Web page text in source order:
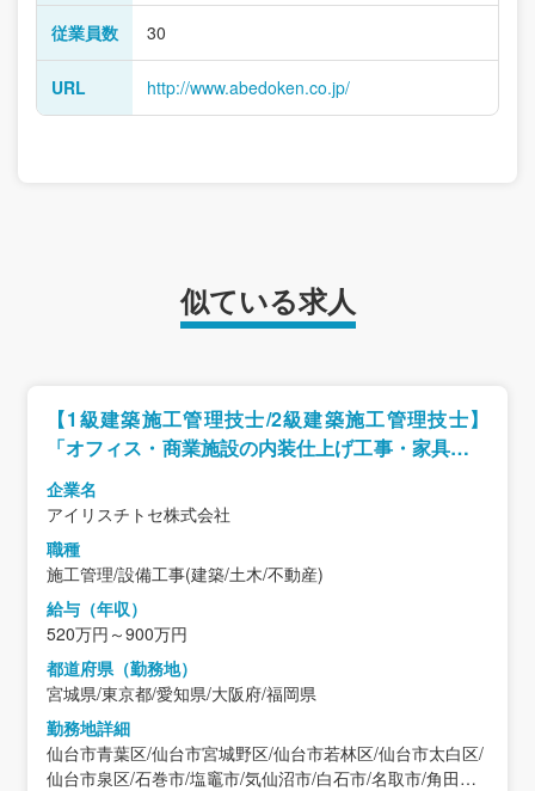
従業員数 30
URL http://www.abedoken.co.jp/
似ている求人
【1級建築施工管理技士/2級建築施工管理技士】
「オフィス・商業施設の内装仕上げ工事・家具設置
工事」
企業名
アイリスチトセ株式会社
職種
施工管理/設備工事(建築/土木/不動産)
給与（年収）
520万円～900万円
都道府県（勤務地）
宮城県/東京都/愛知県/大阪府/福岡県
勤務地詳細
仙台市青葉区/仙台市宮城野区/仙台市若林区/仙台市太白区/
仙台市泉区/石巻市/塩竈市/気仙沼市/白石市/名取市/角田市/